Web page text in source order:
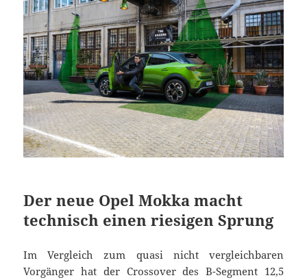
Der neue Opel Mokka macht
technisch einen riesigen Sprung
Im Vergleich zum quasi nicht vergleichbaren
Vorgänger hat der Crossover des B-Segment 12,5